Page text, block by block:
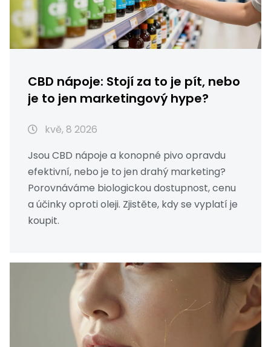
CBD nápoje: Stojí za to je pít, nebo
je to jen marketingový hype?
kvě, 8 2026
Jsou CBD nápoje a konopné pivo opravdu
efektivní, nebo je to jen drahý marketing?
Porovnáváme biologickou dostupnost, cenu
a účinky oproti oleji. Zjistěte, kdy se vyplatí je
koupit.